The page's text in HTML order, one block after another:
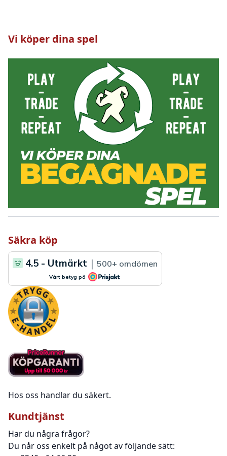
Vi köper dina spel
Säkra köp
Hos oss handlar du säkert.
Kundtjänst
Har du några frågor?
Du når oss enkelt på något av följande sätt: